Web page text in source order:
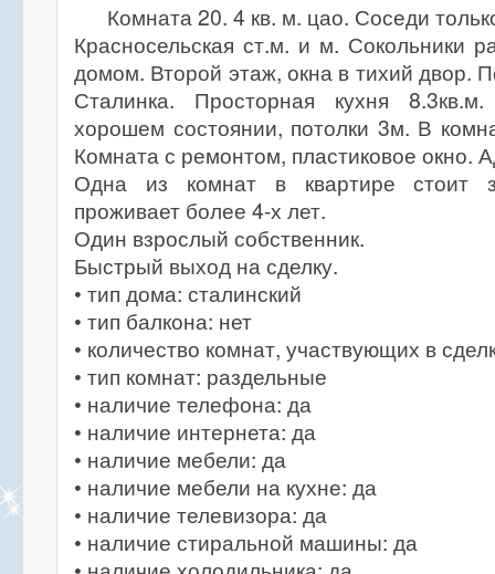
Комната 20. 4 кв. м. цао. Соседи
Красносельская ст.м. и м. Сокольники
домом. Второй этаж, окна в тихий двор.
Сталинка. Просторная кухня
хорошем состоянии, потолки 3м. В
Комната с ремонтом, пластиковое окно.
Одна из комнат в квартире стоит
проживает более 4-х лет.
Один взрослый собственник.
Быстрый выход на сделку.
• тип дома: сталинский
• тип балкона: нет
• количество комнат, участвующих в
• тип комнат: раздельные
• наличие телефона: да
• наличие интернета: да
• наличие мебели: да
• наличие мебели на кухне: да
• наличие телевизора: да
• наличие стиральной машины: да